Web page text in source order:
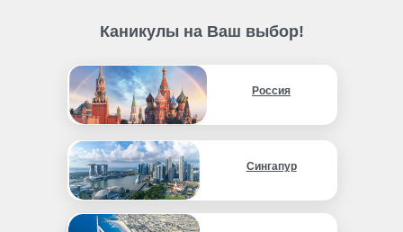
Сингапур
Россия
Каникулы на Ваш выбор!